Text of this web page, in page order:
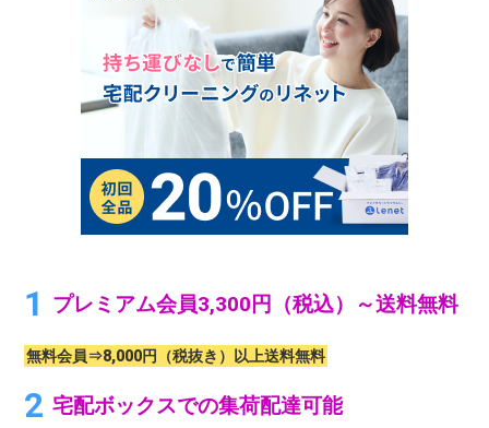
プレミアム会員3,300円（税込）～送料無料
無料会員⇒8,000円（税抜き）以上送料無料
宅配ボックスでの集荷配達可能